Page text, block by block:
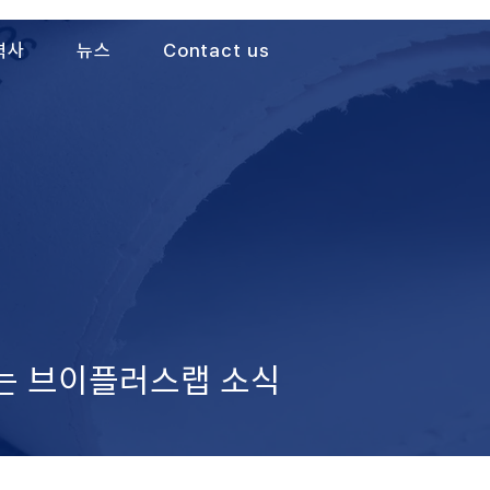
사 뉴스 Contact us
브이플러스랩 소식